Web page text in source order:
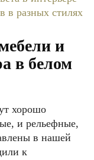
и
в белом
хорошо
и рельефные,
в нашей
к